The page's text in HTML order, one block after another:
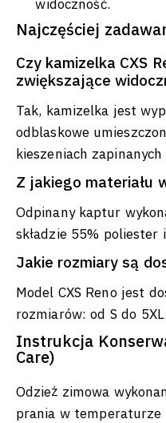
widoczność.
Najczęściej
Czy kamizelka CXS
zwiększające
Tak, kamizelka jest
odblaskowe
kieszeniach
Z jakiego materiału
Odpinany kaptur
składzie 55% poliester
Jakie rozmiary są
Model CXS Reno jest
rozmiarów: od S do 5XL.
Instrukcja
Care)
Odzież zimowa
prania w temperaturze